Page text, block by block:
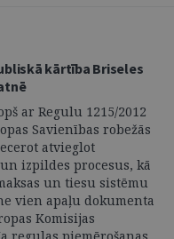
kārtība Briseles
ar Regulu 1215/2012
Savienības robežās
atvieglot
izpildes procesus, kā
un tiesu sistēmu
vien apaļu dokumenta
Komisijas